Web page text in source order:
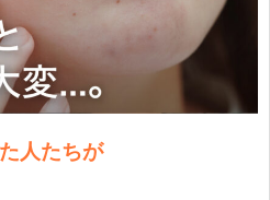
人たちが